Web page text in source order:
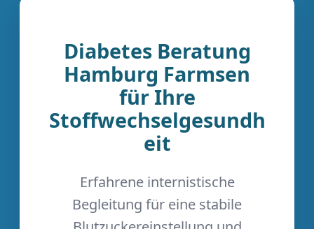
Diabetes Beratung
Hamburg Farmsen
für Ihre
Stoffwechselgesundh
eit
Erfahrene internistische
Begleitung für eine stabile